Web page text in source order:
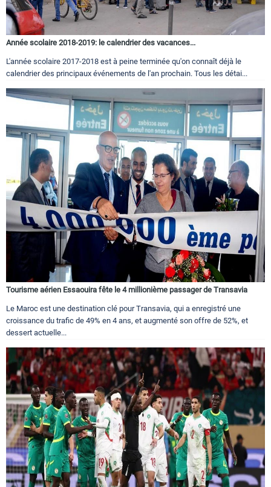
Année scolaire 2018-2019: le calendrier des vacances...
L'année scolaire 2017-2018 est à peine terminée qu'on connaît déjà le
calendrier des principaux événements de l'an prochain. Tous les détai...
Tourisme aérien Essaouira fête le 4 millionième passager de Transavia
Le Maroc est une destination clé pour Transavia, qui a enregistré une
croissance du trafic de 49% en 4 ans, et augmenté son offre de 52%, et
dessert actuelle...